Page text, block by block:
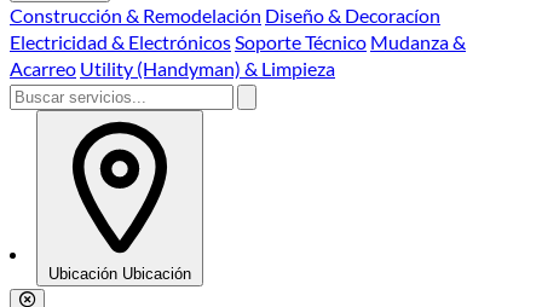
Construcción & Remodelación Diseño & Decoracíon
Electricidad & ElectrónicosSoporte Técnico Mudanza &
Acarreo Utility (Handyman) & Limpieza
Ubicación Ubicación